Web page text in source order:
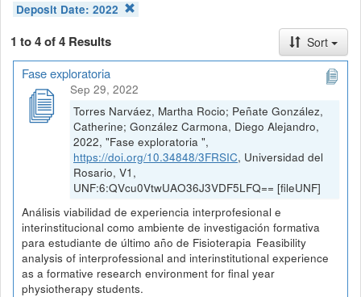
Deposit Date:2022
1 to 4 of 4 Results Sort
Fase exploratoria
Sep 29, 2022
Torres Narváez, Martha Rocio; Peñate González,
Catherine; González Carmona, Diego Alejandro,
2022, "Fase exploratoria ",
https://doi.org/10.34848/3FRSIC, Universidad del
Rosario, V1,
UNF:6:QVcu0VtwUAO36J3VDF5LFQ== [fileUNF]
Análisis viabilidad de experiencia interprofesional e
interinstitucional como ambiente de investigación formativa
para estudiante de último año de Fisioterapia Feasibility
analysis of interprofessional and interinstitutional experience
as a formative research environment for final year
physiotherapy students.